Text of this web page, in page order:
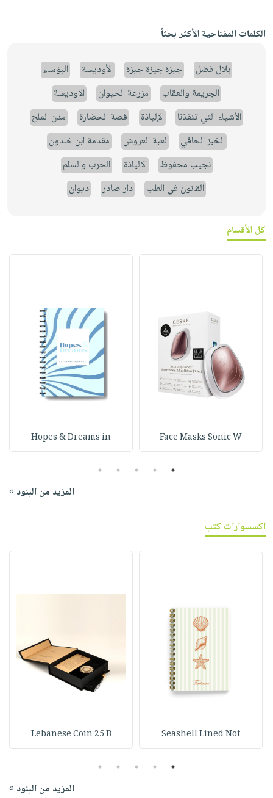
الكلمات المفتاحية الأكثر بحثاً
بلال فضل جيزة جيزة جيزة الأوديسة
البؤساء
الجريمة والعقاب
مزرعة الحيوان
الاوديسة
الأشياء التي تنقذنا
الإلياذة قصة الحضارة
مدن الملح
الخبز الحافي
لعبة العروش
مقدمة ابن خلدون
نجيب محفوظ
الالياذة
الحرب والسلم
القانون في الطب
دار صادر ديوان
كل الأقسام
Face Masks Sonic W
Hopes & Dreams in
1
2
3
4
5
المزيد من البنود »
اكسسوارات كتب
Seashell Lined Not
Lebanese Coin 25 B
1
2
3
4
5
المزيد من البنود »